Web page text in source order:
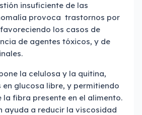
insuficiente de las
provoca trastornos por
los casos de
de agentes tóxicos, y de
la celulosa y la quitina,
glucosa libre, y permitiendo
la fibra presente en el alimento.
ayuda a reducir la viscosidad